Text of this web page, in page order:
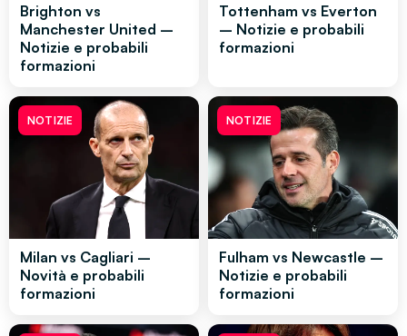
Brighton vs
Manchester United –
Notizie e probabili
formazioni
Tottenham vs Everton
– Notizie e probabili
formazioni
NOTIZIE
Milan vs Cagliari –
Novità e probabili
formazioni
NOTIZIE
Fulham vs Newcastle –
Notizie e probabili
formazioni